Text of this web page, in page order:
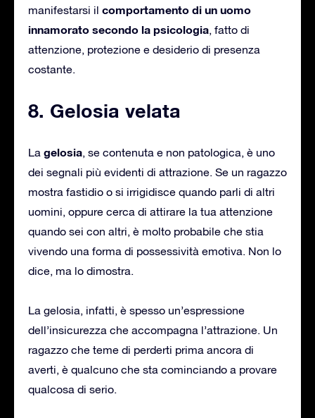
manifestarsi il comportamento di un uomo
innamorato secondo la psicologia, fatto di
attenzione, protezione e desiderio di presenza
costante.
8. Gelosia velata
La gelosia, se contenuta e non patologica, è uno
dei segnali più evidenti di attrazione. Se un ragazzo
mostra fastidio o si irrigidisce quando parli di altri
uomini, oppure cerca di attirare la tua attenzione
quando sei con altri, è molto probabile che stia
vivendo una forma di possessività emotiva. Non lo
dice, ma lo dimostra.
La gelosia, infatti, è spesso un’espressione
dell’insicurezza che accompagna l’attrazione. Un
ragazzo che teme di perderti prima ancora di
averti, è qualcuno che sta cominciando a provare
qualcosa di serio.